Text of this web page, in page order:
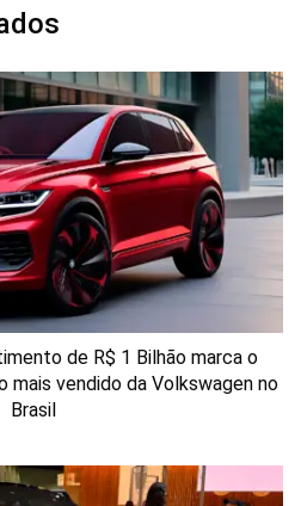
de R$ 1 Bilhão marca o
vendido da Volkswagen no
Brasil